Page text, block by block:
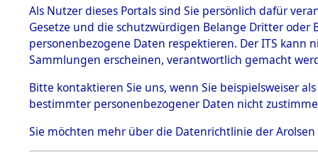
Effekten
1.2.9.1
Effekten aus
dem KZ
Dachau
1.2.9.2
Effekten aus
dem KZ
Bayerisches
Als Nutzer dieses Portals sind Sie persönlich dafür
Gesetze und die schutzwürdigen Belange Dritter
personenbezogene Daten respektieren. Der ITS
Sammlungen erscheinen, verantwortlich gemacht
Bitte kontaktieren Sie uns, wenn Sie beispielsweiser
bestimmter personenbezogener Daten nicht
Sie möchten mehr über die Datenrichtlinie der Arolsen